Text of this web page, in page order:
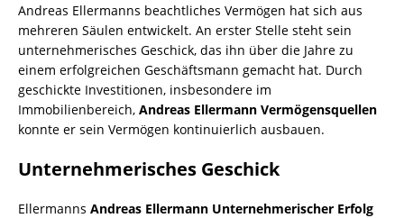
Andreas Ellermanns beachtliches Vermögen hat sich aus
mehreren Säulen entwickelt. An erster Stelle steht sein
unternehmerisches Geschick, das ihn über die Jahre zu
einem erfolgreichen Geschäftsmann gemacht hat. Durch
geschickte Investitionen, insbesondere im
Immobilienbereich, Andreas Ellermann Vermögensquellen
konnte er sein Vermögen kontinuierlich ausbauen.
Unternehmerisches Geschick
Ellermanns Andreas Ellermann Unternehmerischer Erfolg